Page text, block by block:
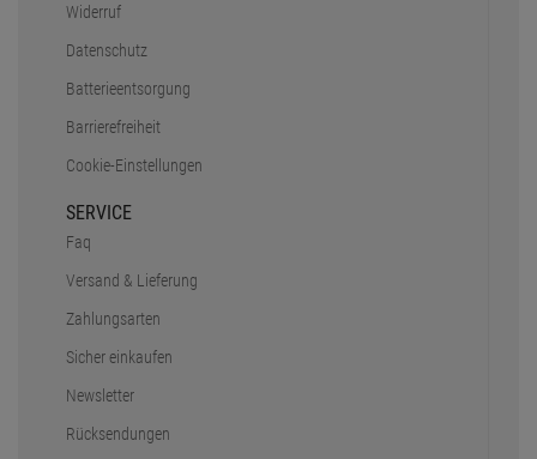
Widerruf
Datenschutz
Batterieentsorgung
Barrierefreiheit
Cookie-Einstellungen
SERVICE
Faq
Versand & Lieferung
Zahlungsarten
Sicher einkaufen
Newsletter
Rücksendungen